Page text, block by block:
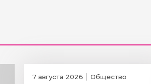
7 августа 2026 Общество